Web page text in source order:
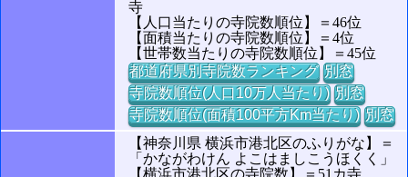
寺
【人口当たりの寺院数順位】＝46位
【面積当たりの寺院数順位】＝4位
【世帯数当たりの寺院数順位】＝45位
都道府県別寺院数ランキング 別窓
寺院数順位(人口10万人当たり) 別窓
寺院数順位(面積100平方Km当たり) 別窓
【神奈川県 横浜市港北区のふりがな】＝
「かながわけん よこはましこうほくく」